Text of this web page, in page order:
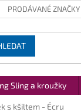
PRODÁVANÉ ZNAČKY
Sling a kroužky
s kšiltem - Écru